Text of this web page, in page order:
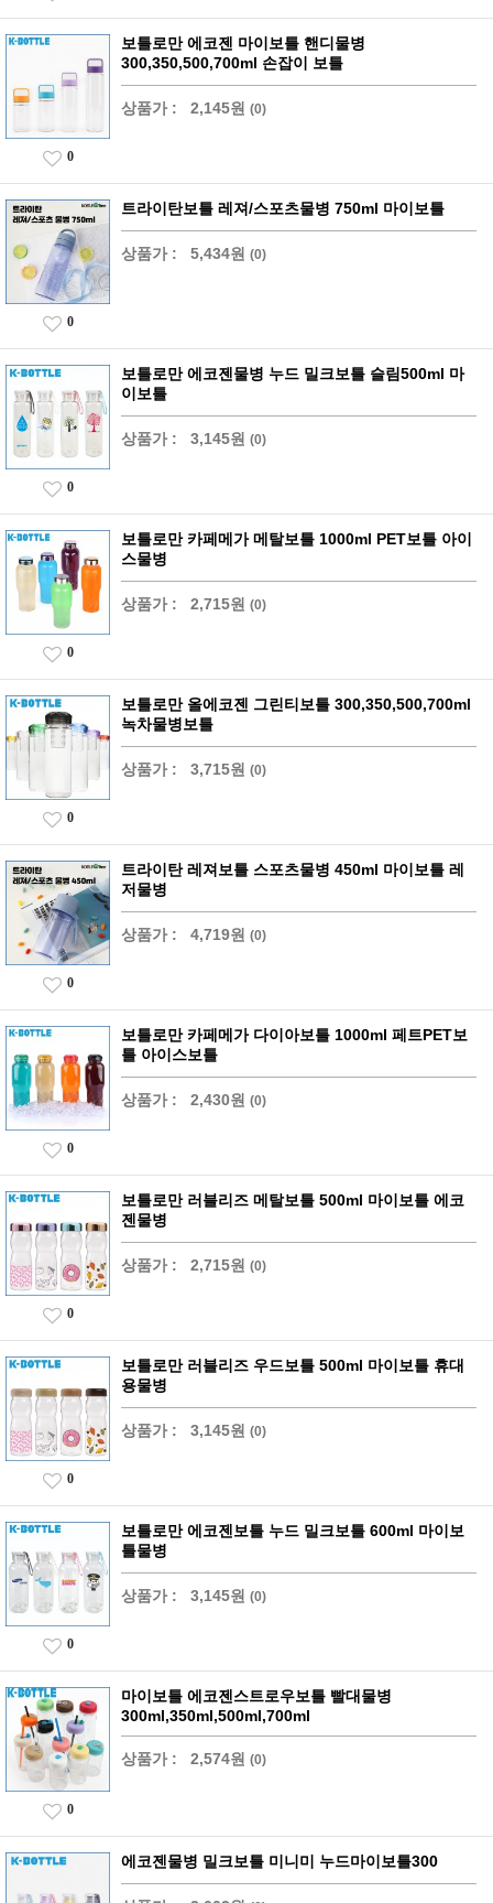
보틀로만 에코젠 마이보틀 핸디물병
300,350,500,700ml 손잡이 보틀
상품가 : 2,145원 (0)
0
트라이탄보틀 레져/스포츠물병 750ml 마이보틀
상품가 : 5,434원 (0)
0
보틀로만 에코젠물병 누드 밀크보틀 슬림500ml 마
이보틀
상품가 : 3,145원 (0)
0
보틀로만 카페메가 메탈보틀 1000ml PET보틀 아이
스물병
상품가 : 2,715원 (0)
0
보틀로만 올에코젠 그린티보틀 300,350,500,700ml
녹차물병보틀
상품가 : 3,715원 (0)
0
트라이탄 레져보틀 스포츠물병 450ml 마이보틀 레
저물병
상품가 : 4,719원 (0)
0
보틀로만 카페메가 다이아보틀 1000ml 페트PET보
틀 아이스보틀
상품가 : 2,430원 (0)
0
보틀로만 러블리즈 메탈보틀 500ml 마이보틀 에코
젠물병
상품가 : 2,715원 (0)
0
보틀로만 러블리즈 우드보틀 500ml 마이보틀 휴대
용물병
상품가 : 3,145원 (0)
0
보틀로만 에코젠보틀 누드 밀크보틀 600ml 마이보
틀물병
상품가 : 3,145원 (0)
0
마이보틀 에코젠스트로우보틀 빨대물병
300ml,350ml,500ml,700ml
상품가 : 2,574원 (0)
0
에코젠물병 밀크보틀 미니미 누드마이보틀300